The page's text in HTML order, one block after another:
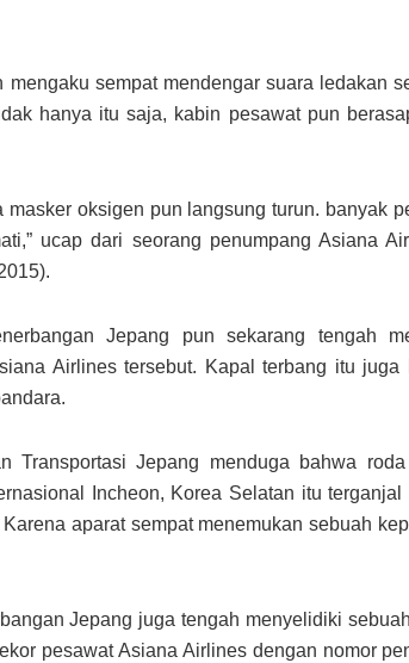
mengaku sempat mendengar suara ledakan
hanya itu saja, kabin pesawat pun
masker oksigen pun langsung turun. banyak
ucap dari seorang penumpang Asiana
Jepang pun sekarang tengah
Airlines tersebut. Kapal terbang itu
Transportasi Jepang menduga bahwa
Incheon, Korea Selatan itu
aparat sempat menemukan sebuah
Jepang juga tengah menyelidiki
pesawat Asiana Airlines dengan nomor